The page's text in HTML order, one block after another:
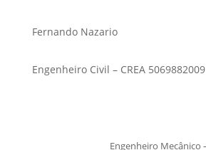
Fernando Nazario
Engenheiro Civil – CREA 5069882009
Engenheiro Mecânico